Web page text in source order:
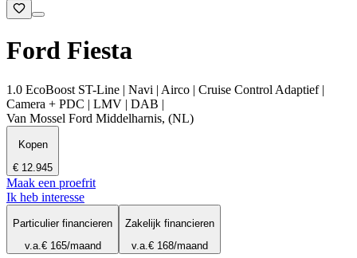
Ford Fiesta
1.0 EcoBoost ST-Line | Navi | Airco | Cruise Control Adaptief |
Camera + PDC | LMV | DAB |
Van Mossel Ford Middelharnis, (NL)
Kopen
€ 12.945
Maak een proefrit
Ik heb interesse
Particulier financieren
v.a.€ 165/maand
Zakelijk financieren
v.a.€ 168/maand